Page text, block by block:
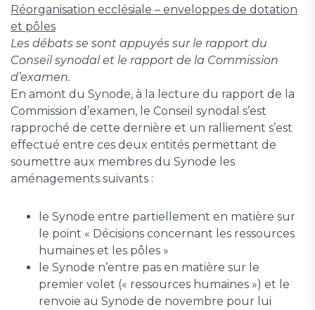
Réorganisation ecclésiale – enveloppes de dotation
et pôles
Les débats se sont appuyés sur le rapport du
Conseil synodal et le rapport de la Commission
d’examen.
En amont du Synode, à la lecture du rapport de la
Commission d’examen, le Conseil synodal s’est
rapproché de cette dernière et un ralliement s’est
effectué entre ces deux entités permettant de
soumettre aux membres du Synode les
aménagements suivants :
le Synode entre partiellement en matière sur
le point « Décisions concernant les ressources
humaines et les pôles »
le Synode n’entre pas en matière sur le
premier volet (« ressources humaines ») et le
renvoie au Synode de novembre pour lui